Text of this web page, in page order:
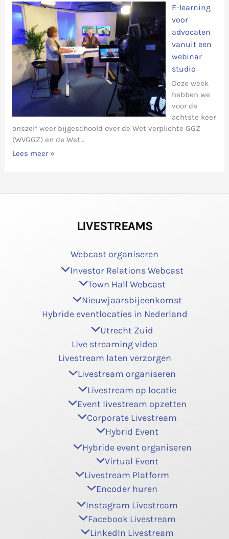
E-learning
voor
advocaten
vanuit een
webinar
studio
Deze week
hebben we
voor de
achtste keer
onszelf weer bijgeschoold over de Wet verplichte GGZ
(WVGGZ) en de Wet…
Lees meer »
LIVESTREAMS
Webcast organiseren
Investor Relations Webcast
Town Hall Webcast
Nieuwjaarsbijeenkomst
Hybride eventlocaties in Nederland
Utrecht Zuid
Live streaming video
Livestream laten verzorgen
Livestream organiseren
Livestream op locatie
Event livestream opzetten
Corporate Livestream
Hybrid Event
Hybride event organiseren
Virtual Event
Livestream Platform
Encoder huren
Instagram Livestream
Facebook Livestream
LinkedIn Livestream